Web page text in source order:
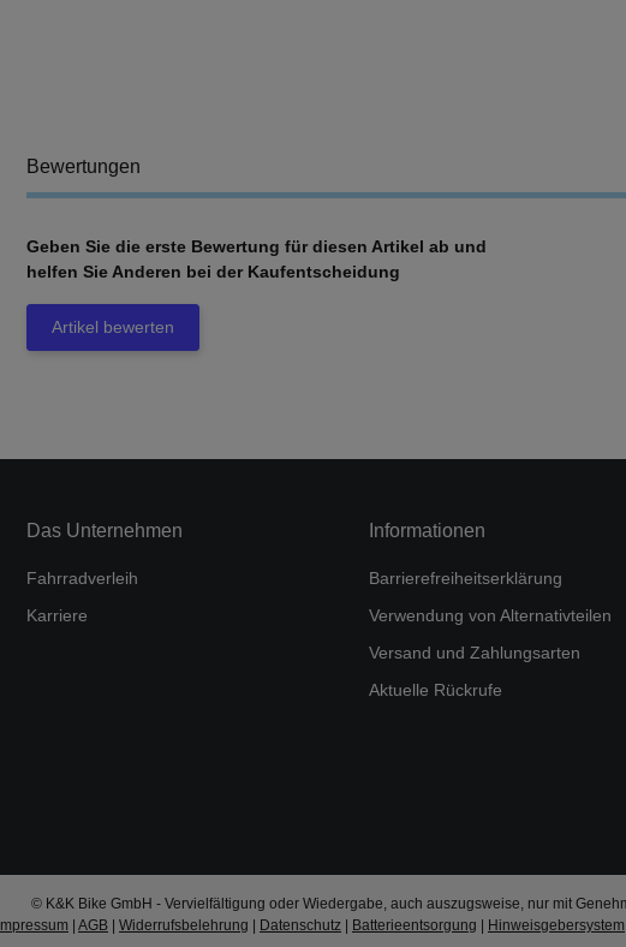
Bewertungen
Geben Sie die erste Bewertung für diesen Artikel ab und
helfen Sie Anderen bei der Kaufentscheidung
Artikel bewerten
Das Unternehmen
Fahrradverleih
Karriere
Informationen
Barrierefreiheitserklärung
Verwendung von Alternativteilen
Versand und Zahlungsarten
Aktuelle Rückrufe
© K&K Bike GmbH - Vervielfältigung oder Wiedergabe, auch auszugsweise, nur mit
Impressum AGB Widerrufsbelehrung Datenschutz Batterieentsorgung Hinweisgebersystem